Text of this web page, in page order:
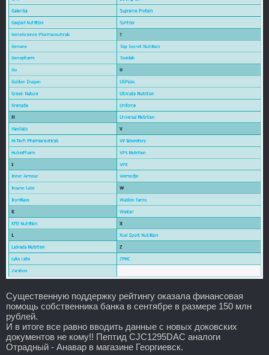
Существенную поддержку рейтингу оказала финансовая
помощь собственника банка в сентябре в размере 150 млн
рублей.
И в итоге все равно вводить данные с новых доковских
документов не кому!! Пептид CJC1295DAC аналоги
Отрадный - Анавар в магазине Георгиевск.